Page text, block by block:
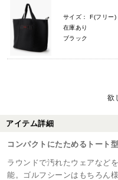
サイズ： F(フリー)
在庫あり
ブラック
欲
アイテム詳細
コンパクトにたためるトート
ラウンドで汚れたウェアなど
能。ゴルフシーンはもちろん